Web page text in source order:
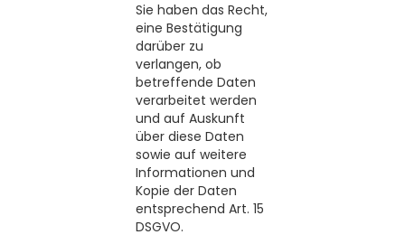
Sie haben das Recht,
eine Bestätigung
darüber zu
verlangen, ob
betreffende Daten
verarbeitet werden
und auf Auskunft
über diese Daten
sowie auf weitere
Informationen und
Kopie der Daten
entsprechend Art. 15
DSGVO.